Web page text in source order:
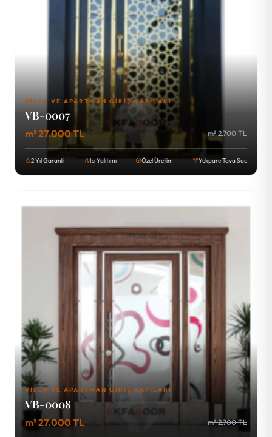
VILLA VE APARTMAN GIRIŞ KAPILARI
VB-0007
m² 27.000 TL m² 2.700 TL
2 Yıl Garanti Isı Yalıtımı Özel Üretim Yekpare Tava Sac
VILLA VE APARTMAN GIRIŞ KAPILARI
VB-0008
m² 27.000 TL m² 2.700 TL